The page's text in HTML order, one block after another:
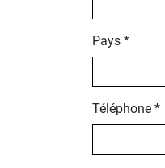
Pays *
Téléphone *